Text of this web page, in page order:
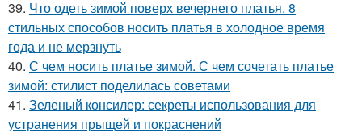
39. Что одеть зимой поверх вечернего платья. 8
стильных способов носить платья в холодное время
года и не мерзнуть
40. С чем носить платье зимой. С чем сочетать платье
зимой: стилист поделилась советами
41. Зеленый консилер: секреты использования для
устранения прыщей и покраснений